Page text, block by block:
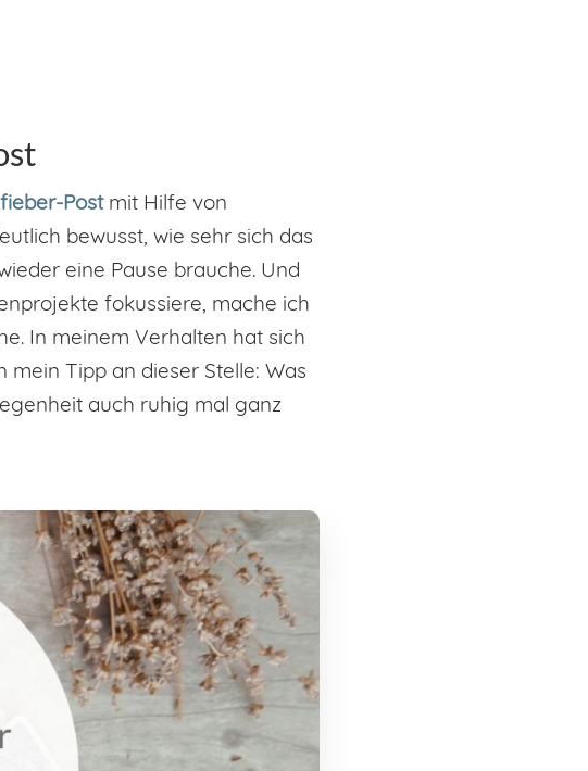
Postmit Hilfe von
bewusst, wie sehr sich das
eine Pause brauche. Und
fokussiere, mache ich
In meinem Verhalten hat sich
Tipp an dieser Stelle: Was
auch ruhig mal ganz